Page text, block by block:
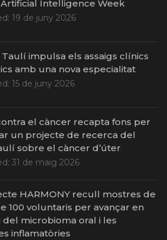
Intelligence Week
19 de juny 2026
Taulí impulsa els assaigs clínics
amb una nova especialitat
15 de juny 2026
el càncer recapta fons per
un projecte de recerca del
sobre el càncer d’úter
31 de maig 2026
HARMONY recull mostres de
100 voluntaris per avançar en
del microbioma oral i les
inflamatòries